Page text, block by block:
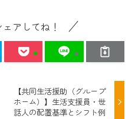
アしてね！
【共同生活援助（グループ
ホーム）】生活支援員・世
話人の配置基準とシフト例